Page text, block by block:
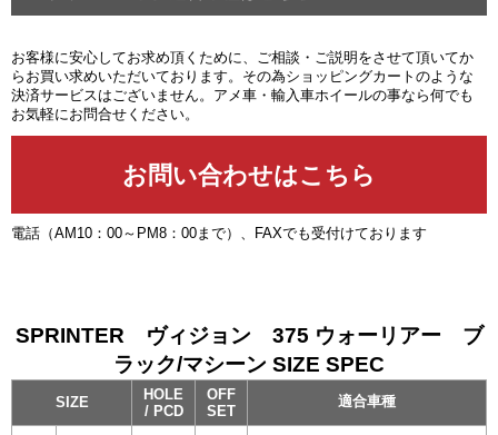
お客様に安心してお求め頂くために、ご相談・ご説明をさせて頂いてか
らお買い求めいただいております。その為ショッピングカートのような
決済サービスはございません。アメ車・輸入車ホイールの事なら何でも
お気軽にお問合せください。
電話（AM10：00～PM8：00まで）、FAXでも受付けております
SPRINTER ヴィジョン 375 ウォーリアー ブ
ラック/マシーン SIZE SPEC
SIZE
HOLE
/ PCD
OFF
SET
適合車種